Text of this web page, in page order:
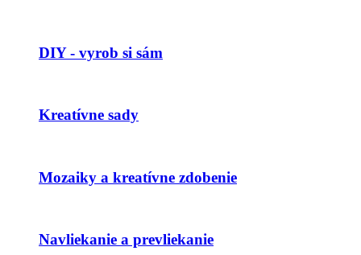
DIY - vyrob si sám
Kreatívne sady
Mozaiky a kreatívne zdobenie
Navliekanie a prevliekanie